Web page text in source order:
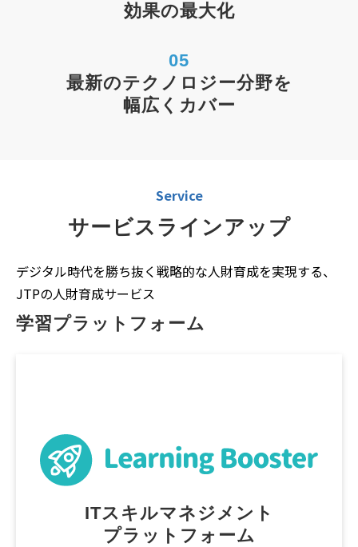
効果の最大化
05
最新のテクノロジー分野を
幅広くカバー
Service
サービスラインアップ
デジタル時代を勝ち抜く戦略的な人財育成を実現する、
JTPの人財育成サービス
学習プラットフォーム
ITスキルマネジメント
プラットフォーム